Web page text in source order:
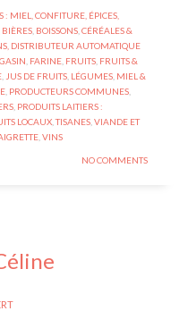
: MIEL, CONFITURE, ÉPICES,
BIÈRES BOISSONS CÉRÉALES &
DISTRIBUTEUR AUTOMATIQUE
FARINE FRUITS FRUITS &
JUS DE FRUITS LÉGUMES MIEL &
PRODUCTEURS COMMUNES
PRODUITS LAITIERS :
LOCAUX ,TISANES VIANDE ET
VINS
NO COMMENTS